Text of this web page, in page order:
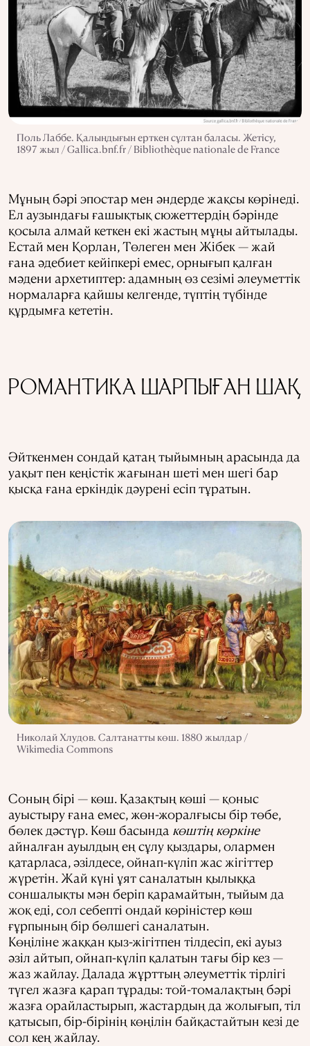
Поль Лаббе. Қалыңдығын ерткен сұлтан баласы. Жетісу,
1897 жыл / Gallica.bnf.fr / Bibliothèque nationale de France
Мұның бәрі эпостар мен әндерде жақсы көрінеді.
Ел аузындағы ғашықтық сюжеттердің бәрінде
қосыла алмай кеткен екі жастың мұңы айтылады.
Естай мен Қорлан, Төлеген мен Жібек — жай
ғана әдебиет кейіпкері емес, орнығып қалған
мәдени архетиптер: адамның өз сезімі әлеуметтік
нормаларға қайшы келгенде, түптің түбінде
құрдымға кететін.
РОМАНТИКА ШАРПЫҒАН ШАҚ
Әйткенмен сондай қатаң тыйымның арасында да
уақыт пен кеңістік жағынан шеті мен шегі бар
қысқа ғана еркіндік дәурені есіп тұратын.
Николай Хлудов. Салтанатты көш. 1880 жылдар /
Wikimedia Commons
Соның бірі — көш. Қазақтың көші — қоныс
ауыстыру ғана емес, жөн-жоралғысы бір төбе,
бөлек дәстүр. Көш басында көштің көркіне
айналған ауылдың ең сұлу қыздары, олармен
қатарласа, әзілдесе, ойнап-күліп жас жігіттер
жүретін. Жай күні ұят саналатын қылыққа
соншалықты мән беріп қарамайтын, тыйым да
жоқ еді, сол себепті ондай көріністер көш
ғұрпының бір бөлшегі саналатын.
Көңіліне жаққан қыз-жігітпен тілдесіп, екі ауыз
әзіл айтып, ойнап-күліп қалатын тағы бір кез —
жаз жайлау. Далада жұрттың әлеуметтік тірлігі
түгел жазға қарап тұрады: той-томалақтың бәрі
жазға орайластырып, жастардың да жолығып, тіл
қатысып, бір-бірінің көңілін байқастайтын кезі де
сол кең жайлау.